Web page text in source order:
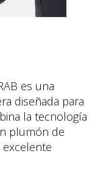
es una
diseñada para
la tecnología
plumón de